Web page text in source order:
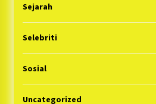
Sejarah
Selebriti
Sosial
Uncategorized